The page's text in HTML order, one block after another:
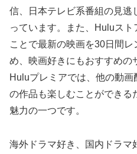
信、日本テレビ系番組の見逃
っています。また、Huluスト
ことで最新の映画を30日間
め、映画好きにもおすすめの
Huluプレミアでは、他の動
の作品も楽しむことができる
魅力の一つです。
海外ドラマ好き、国内ドラマ